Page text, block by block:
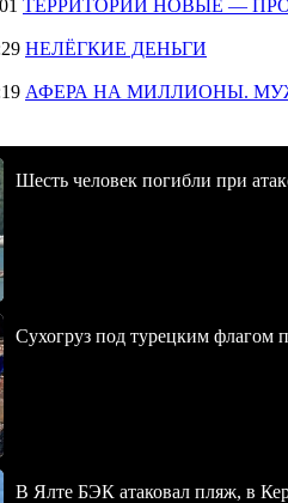
ТЕРРИТОРИИ НОВЫЕ —
НЕЛЁГКИЕ ДЕНЬГИ
АФЕРА НА МИЛЛИОНЫ.
Шесть человек погибли при
Сухогруз под турецким флагом
В Ялте БЭК атаковал пляж, в